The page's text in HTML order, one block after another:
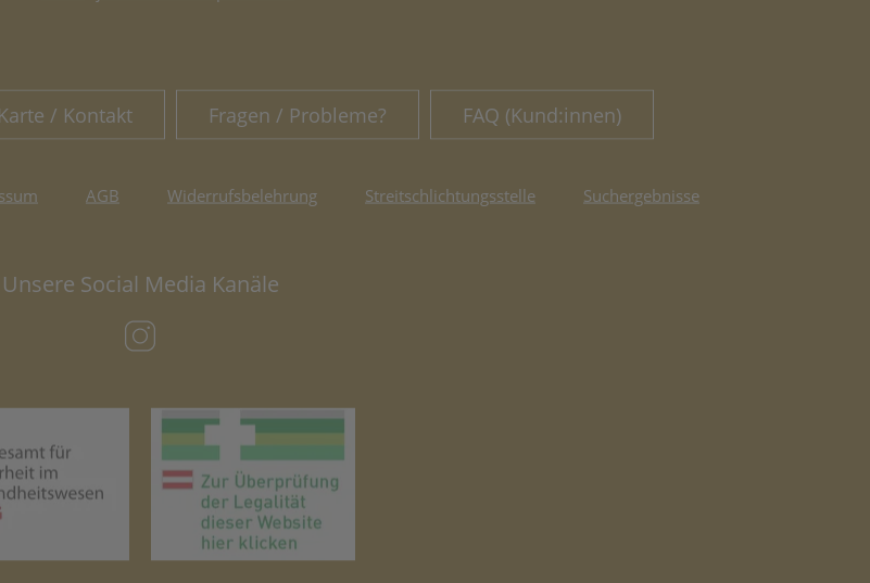
/ Kontakt Fragen / Probleme? FAQ (Kund:innen)
AGB Widerrufsbelehrung Streitschlichtungsstelle Suchergebnisse
Unsere Social Media Kanäle
(öffnet in neuem Tab)